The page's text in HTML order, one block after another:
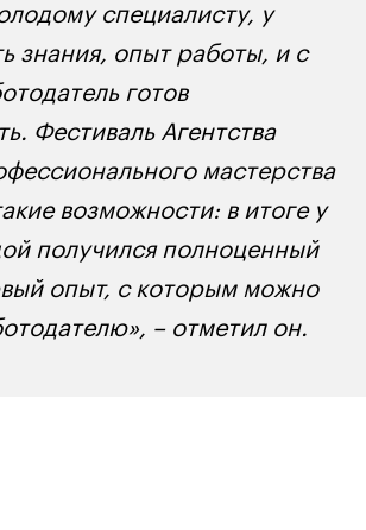
специалисту, у
знания, опыт работы, и с
готов
Фестиваль Агентства
мастерства
возможности: в итоге у
получился полноценный
опыт, с которым можно
– отметил он.